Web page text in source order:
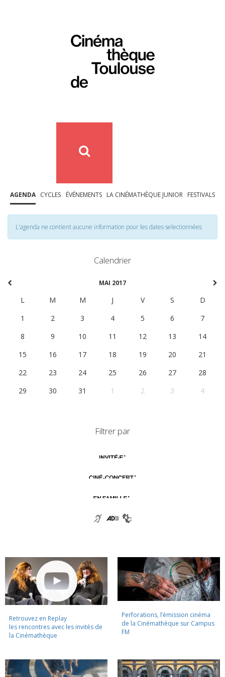
AGENDA CYCLES ÉVÉNEMENTS LA CINÉMATHÈQUE JUNIOR FESTIVALS
L'agenda ne contient aucune information pour les dates selectionnées
Calendrier
MAI 2017
L M M J V S
D
1
2 3 4 5 6
7
8
9 10 11 12 13
14
15
16 17 18 19 20
21
22
23 24 25 26 27
28
29
30 31 1 2 3 4
Filtrer par
Retrouvez en Replay
les rencontres avec les invités de
la Cinémathèque
Perforations, l’émission cinéma
de la Cinémathèque sur Campus
FM